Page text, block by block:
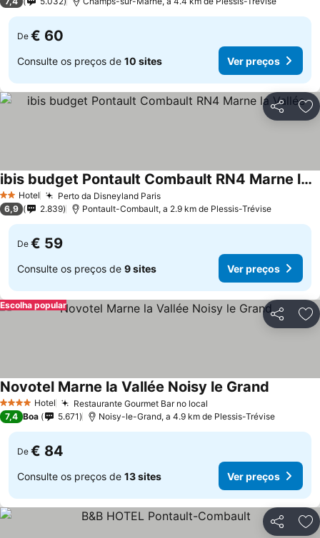
De € 60
Consulte os preços de 10 sites Ver preços
Partilhar
2 Estrelas
Hotel Perto da Disneyland Paris
ibis budget Pontault Combault RN4 Marne la Vallée
6,9 2.839 Pontault-Combault, a 2.9 km de Plessis-Trévise
De € 59
Consulte os preços de 9 sites Ver preços
Partilhar
Escolha popular
4 EstrelasHotel Restaurante Gourmet Bar no local
Novotel Marne la Vallée Noisy le Grand
7,4 Boa 5.671 Noisy-le-Grand, a 4.9 km de Plessis-Trévise
De € 84
Consulte os preços de 13 sites Ver preços
Partilhar